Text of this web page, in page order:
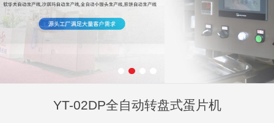
YT-02DP全自动转盘式蛋片机